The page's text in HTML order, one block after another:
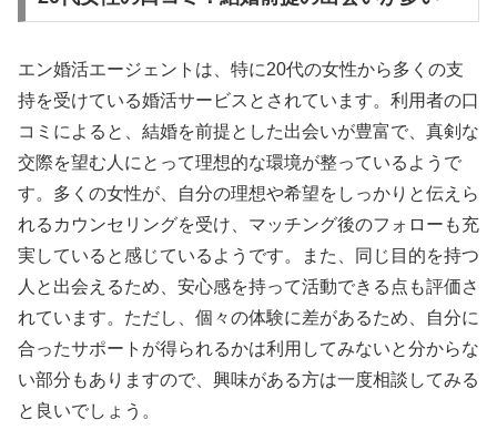
エン婚活エージェントは、特に20代の女性から多くの支
持を受けている婚活サービスとされています。利用者の口
コミによると、結婚を前提とした出会いが豊富で、真剣な
交際を望む人にとって理想的な環境が整っているようで
す。多くの女性が、自分の理想や希望をしっかりと伝えら
れるカウンセリングを受け、マッチング後のフォローも充
実していると感じているようです。また、同じ目的を持つ
人と出会えるため、安心感を持って活動できる点も評価さ
れています。ただし、個々の体験に差があるため、自分に
合ったサポートが得られるかは利用してみないと分からな
い部分もありますので、興味がある方は一度相談してみる
と良いでしょう。